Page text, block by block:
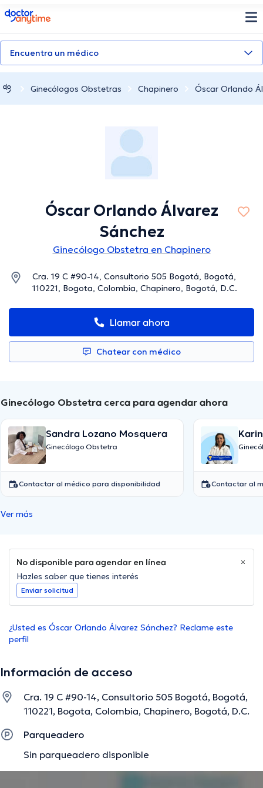
doctoranytime
Encuentra un médico
Ginecólogos Obstetras Chapinero Óscar Orlando
Óscar Orlando Álvarez
Sánchez
Ginecólogo Obstetra en Chapinero
Cra. 19 C #90-14, Consultorio 505 Bogotá, Bogotá,
110221, Bogota, Colombia, Chapinero, Bogotá, D.C.
Llamar ahora
Chatear con médico
Ginecólogo Obstetra cerca para agendar ahora
Sandra Lozano Mosquera
Ginecólogo Obstetra
Contactar al médico para disponibilidad Contactar al
Ver más
No disponible para agendar en línea
Hazles saber que tienes interés
Enviar solicitud
¿Usted es Óscar Orlando Álvarez Sánchez? Reclame este
perfil
Información de acceso
Cra. 19 C #90-14, Consultorio 505 Bogotá, Bogotá,
110221, Bogota, Colombia, Chapinero, Bogotá, D.C.
Parqueadero
Sin parqueadero disponible